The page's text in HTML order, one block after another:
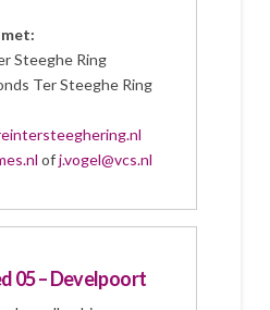
Steeghe Ring
Ter Steeghe Ring
ofj.vogel@vcs.nl
05 – Develpoort